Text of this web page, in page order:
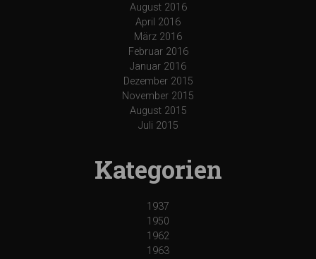
August 2016
April 2016
März 2016
Februar 2016
Januar 2016
Dezember 2015
November 2015
August 2015
Juli 2015
Kategorien
1937
1950
1962
1963